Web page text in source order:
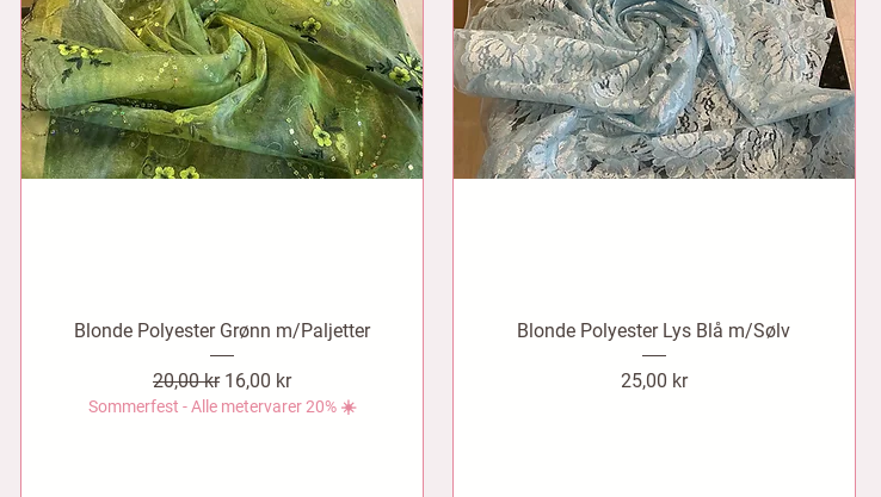
Blonde Polyester Grønn m/Paljetter
Vanlig pris
20,00 kr Salgspris
16,00 kr
Sommerfest - Alle metervarer 20% ☀️
Blonde Polyester Lys Blå m/Sølv
Pris
25,00 kr